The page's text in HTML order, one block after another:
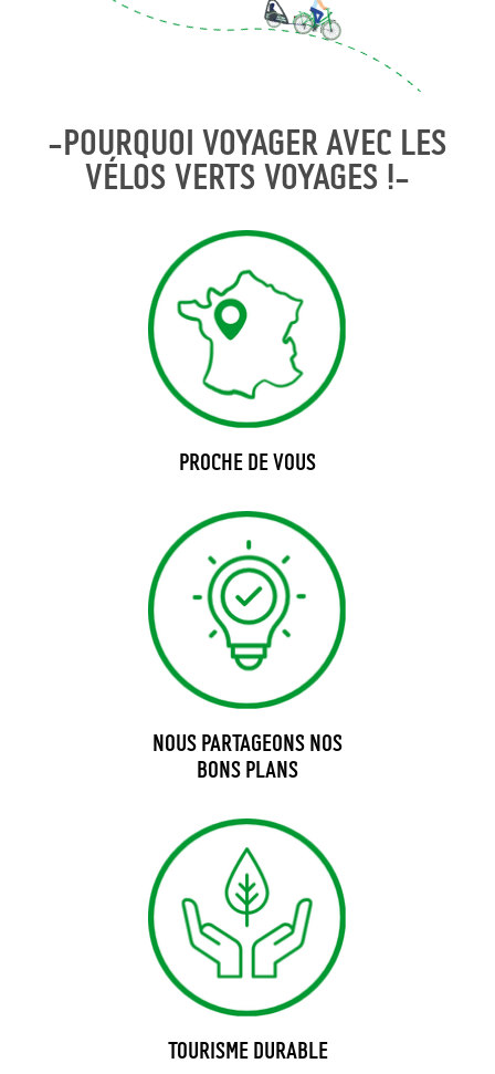
-POURQUOI VOYAGER AVEC LES
VÉLOS VERTS VOYAGES !-
PROCHE DE VOUS
NOUS PARTAGEONS NOS
BONS PLANS
TOURISME DURABLE